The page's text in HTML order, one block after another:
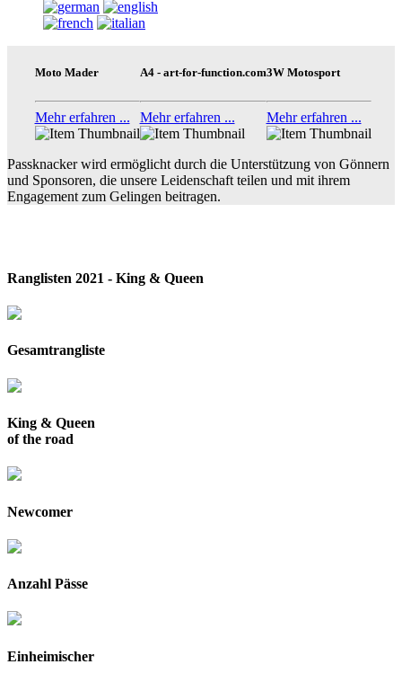
Moto Mader
Mehr erfahren ...
A4 - art-for-function.com
Mehr erfahren ...
3W Motosport
Mehr erfahren ...
Passknacker wird ermöglicht durch die Unterstützung von Gönnern
und Sponsoren, die unsere Leidenschaft teilen und mit ihrem
Engagement zum Gelingen beitragen.
Ranglisten 2021 - King & Queen
Gesamtrangliste
King & Queen
of the road
Newcomer
Anzahl Pässe
Einheimischer